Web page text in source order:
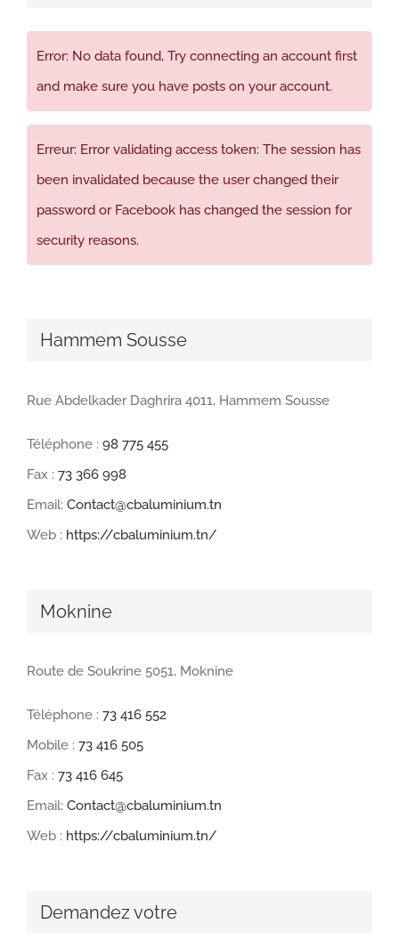
Error: No data found, Try connecting an account first
and make sure you have posts on your account.
Erreur: Error validating access token: The session has
been invalidated because the user changed their
password or Facebook has changed the session for
security reasons.
Hammem Sousse
Rue Abdelkader Daghrira 4011, Hammem Sousse
Téléphone : 98 775 455
Fax : 73 366 998
Email: Contact@cbaluminium.tn
Web : https://cbaluminium.tn/
Moknine
Route de Soukrine 5051, Moknine
Téléphone : 73 416 552
Mobile : 73 416 505
Fax : 73 416 645
Email: Contact@cbaluminium.tn
Web : https://cbaluminium.tn/
Demandez votre